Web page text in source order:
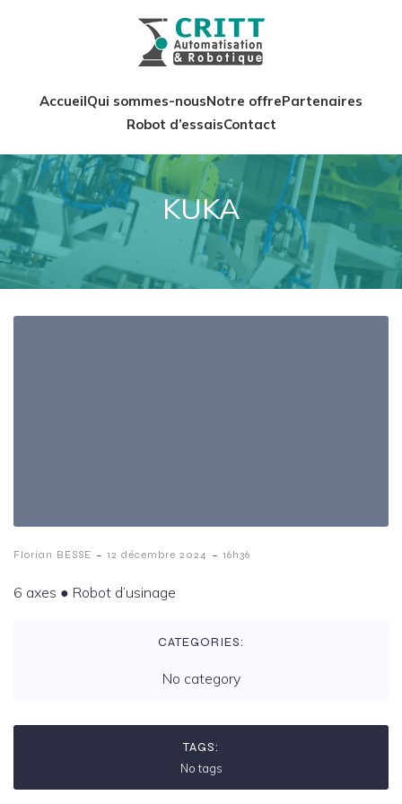
AccueilQui sommes-nousNotre offrePartenaires
Robot d’essaisContact
KUKA
Florian BESSE - 12 décembre 2024 - 16h36
6 axes ️● Robot d’usinage
CATEGORIES:
No category
TAGS:
No tags